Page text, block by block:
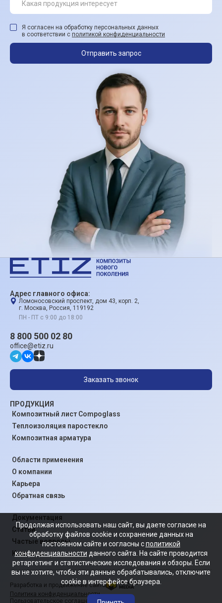
Я согласен на обработку персональных данных
в соответствии с политикой конфиденциальности
Отправить запрос
Адрес главного офиса:
Ломоносовский проспект, дом 43, корп. 2,
г. Москва, Россия, 119192
ПН - ПТ с 9:00 до 18:00
ПРОДУКЦИЯ
Композитный лист Compoglass
Теплоизоляция паростекло
Композитная арматура
Области применения
О компании
Карьера
Обратная связь
Документация
Статьи
Частые вопросы
Контакты
8 800 500 02 80
office@etiz.ru
Заказать звонок
Разработка и продвижение сайта
Политика конфиденциальности
Пользовательское соглашение
Продолжая использовать наш сайт, вы даете согласие на
обработку файлов cookie и сохранение данных на
постоянном сайте и согласны сполитикой
конфиденциальности данного сайта. На сайте проводится
ретаргетинг и статистические исследования и обзоры. Если
вы не хотите, чтобы эти данные обрабатывались, отключите
cookie в интерфейсе браузера.